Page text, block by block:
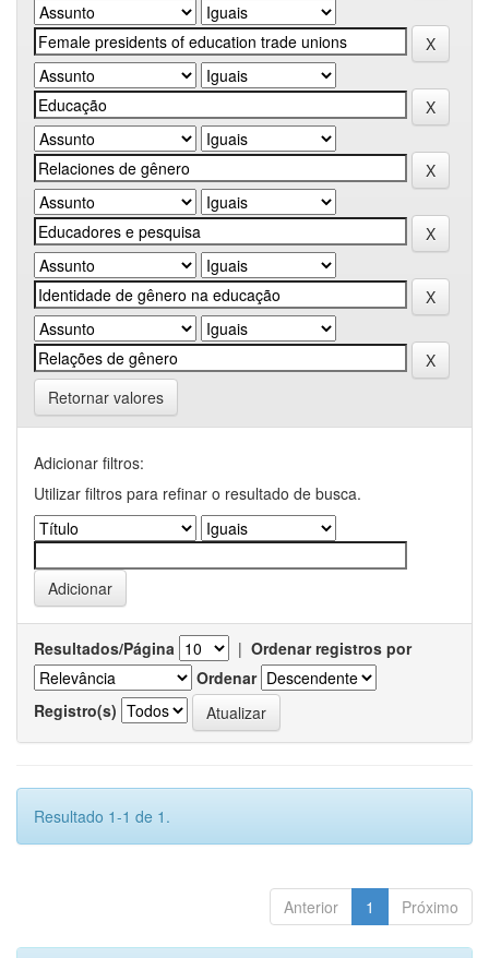
Retornar valores
Adicionar filtros:
Utilizar filtros para refinar o resultado de busca.
Resultados/Página | Ordenar registros por
Ordenar
Registro(s)
Resultado 1-1 de 1.
Anterior 1 Próximo